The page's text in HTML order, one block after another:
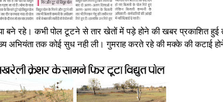
बने रहे। कभी पोल टूटने से तार खेतों में पड़े होने की खबर प्रकाशित हुई
तक कोई सुध नही ली। गुमराह करते रहे की मक्के की कटाई